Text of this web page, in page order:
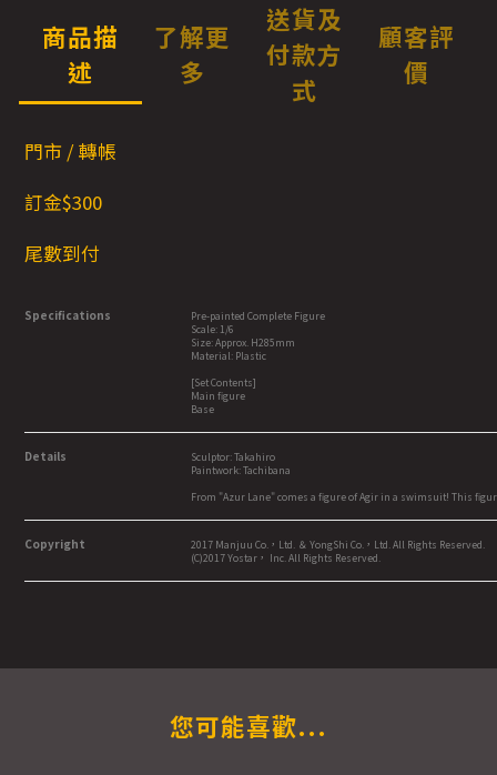
商品描
述
了解更
多
送貨及
付款方
式
顧客評
價
門市 / 轉帳
訂金$300
尾數到付
Specifications
Pre-painted Complete Figure
Scale: 1/6
Size: Approx. H285mm
Material: Plastic
[Set Contents]
Main figure
Base
Details
Sculptor: Takahiro
Paintwork: Tachibana
From "Azur Lane" comes a figure of Agir in a swimsuit! This
Copyright
2017 Manjuu Co.，Ltd. ＆ YongShi Co.，Ltd. All Rights Reserved.
(C)2017 Yostar， Inc. All Rights Reserved.
您可能喜歡...